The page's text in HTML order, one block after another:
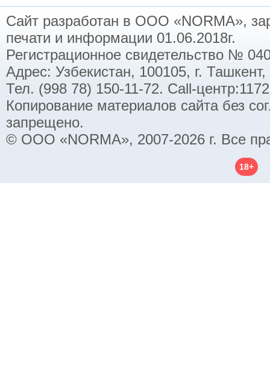
Сайт разработан в ООО «NORMA»,
печати и информации 01.06.2018г.
Регистрационное свидетельство №
Адрес: Узбекистан, 100105, г.
Тел. (998 78) 150-11-72. Call-
Копирование материалов сайта без
запрещено.
© ООО «NORMA», 2007-2026 г. Все
18+